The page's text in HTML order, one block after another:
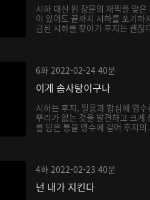
시하 대신 원 장문의 채찍을 맞
이 있어도 끝까지 시하를 포기하
금된 시하를 찾아가 후지는 괜찮
6화 2022-02-24 40분
이게 솜사탕이구나
시하는 후지, 필홍과 합심해 영
뿌리가 없는 것을 발견하고 크게
를 담은 통을 영수에 걸어 후지
4화 2022-02-23 40분
넌 내가 지킨다